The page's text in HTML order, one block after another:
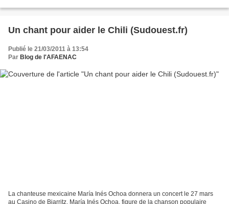
Un chant pour aider le Chili (Sudouest.fr)
Publié le 21/03/2011 à 13:54
Par Blog de l'AFAENAC
La chanteuse mexicaine María Inés Ochoa donnera un concert le 27 mars
au Casino de Biarritz. María Inés Ochoa, figure de la chanson populaire